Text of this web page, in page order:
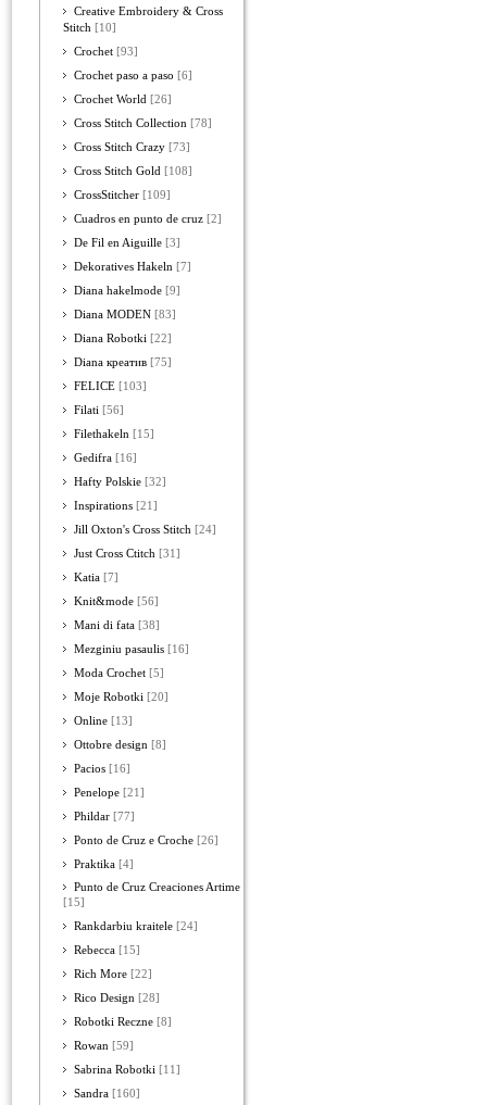
Creative Embroidery & Cross
Stitch [10]
Crochet [93]
Crochet paso a paso [6]
Crochet World [26]
Cross Stitch Collection [78]
Cross Stitch Crazy [73]
Cross Stitch Gold [108]
CrossStitcher [109]
Cuadros en punto de cruz [2]
De Fil en Aiguille [3]
Dekoratives Hakeln [7]
Diana hakelmode [9]
Diana MODEN [83]
Diana Robotki [22]
Diana креатив [75]
FELICE [103]
Filati [56]
Filethakeln [15]
Gedifra [16]
Hafty Polskie [32]
Inspirations [21]
Jill Oxton's Cross Stitch [24]
Just Cross Ctitch [31]
Katia [7]
Knit&mode [56]
Mani di fata [38]
Mezginiu pasaulis [16]
Moda Crochet [5]
Moje Robotki [20]
Online [13]
Ottobre design [8]
Pacios [16]
Penelope [21]
Phildar [77]
Ponto de Cruz e Croche [26]
Praktika [4]
Punto de Cruz Creaciones Artime
[15]
Rankdarbiu kraitele [24]
Rebecca [15]
Rich More [22]
Rico Design [28]
Robotki Reczne [8]
Rowan [59]
Sabrina Robotki [11]
Sandra [160]